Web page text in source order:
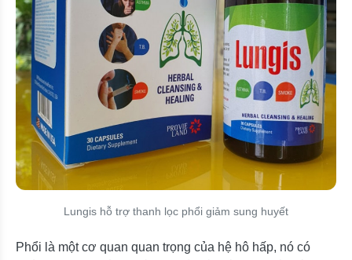
Lungis hỗ trợ thanh lọc phổi giảm sung huyết
Phổi là một cơ quan quan trọng của hệ hô hấp, nó có